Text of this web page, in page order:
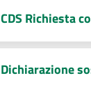
CDS Richiesta
Dichiarazione